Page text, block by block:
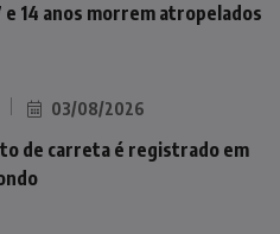
e 14 anos morrem atropelados
03/08/2026
de carreta é registrado em